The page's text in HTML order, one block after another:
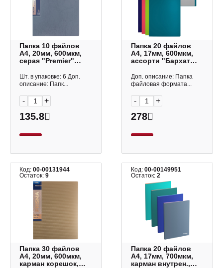
Папка 10 файлов
А4, 20мм, 600мкм,
серая "Premier"
Complete
Шт. в упаковке: 6 Доп.
описание: Папк...
- +
135.8
Папка 20 файлов
А4, 17мм, 600мкм,
ассорти "Бархат
Krause
Доп. описание: Папка
файловая формата...
- +
278
Код: 00-00131944
Остаток: 9
Папка 30 файлов
А4, 20мм, 600мкм,
карман корешок,
Код:00-00149951
Остаток:2
Папка 20 файлов
А4, 17мм, 700мкм,
карман внутрен.,